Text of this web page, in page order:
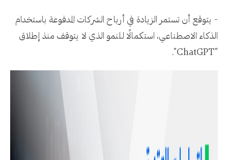
- يتوقع أن تستمر الزيادة في أرباح الشركات المدفوعة باستخدام
الذكاء الاصطناعي، استكمالًا للنمو الذي لا يتوقف منذ إطلاق
"ChatGPT".